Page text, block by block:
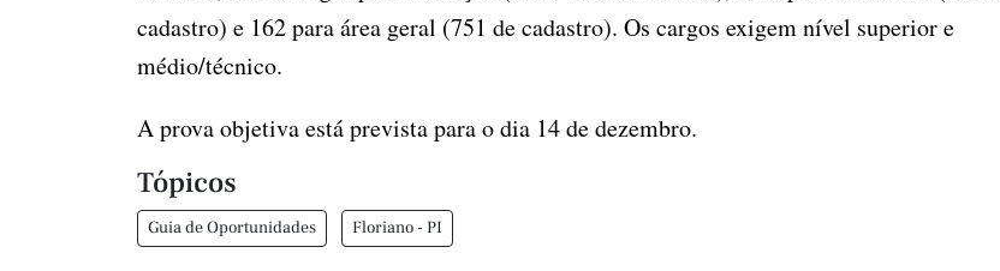
cadastro) e 162 para área geral (751 de cadastro). Os cargos exigem nível superior e
médio/técnico.
A prova objetiva está prevista para o dia 14 de dezembro.
Tópicos
Guia de Oportunidades Floriano - PI